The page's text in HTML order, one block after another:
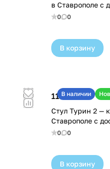
в Ставрополе с
0 0
В корзину
В наличии
11 100 ₽
Стул Турин 2 —
Ставрополе с
0 0
В корзину